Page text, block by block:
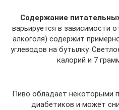
Содержание
варьируется в зависимости
алкоголя) содержит
углеводов на бутылку.
калорий и 7
Пиво обладает некоторыми
диабетиков и может